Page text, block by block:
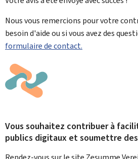
Nous vous remercions pour votre
besoin d'aide ou si vous avez des
formulaire de contact.
Vous souhaitez contribuer à
publics digitaux et soumettre